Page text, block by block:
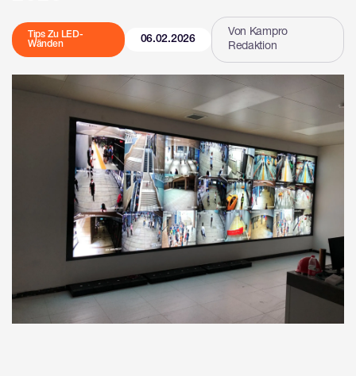
Tips Zu LED-
Wänden
06.02.2026
Von Kampro
Redaktion